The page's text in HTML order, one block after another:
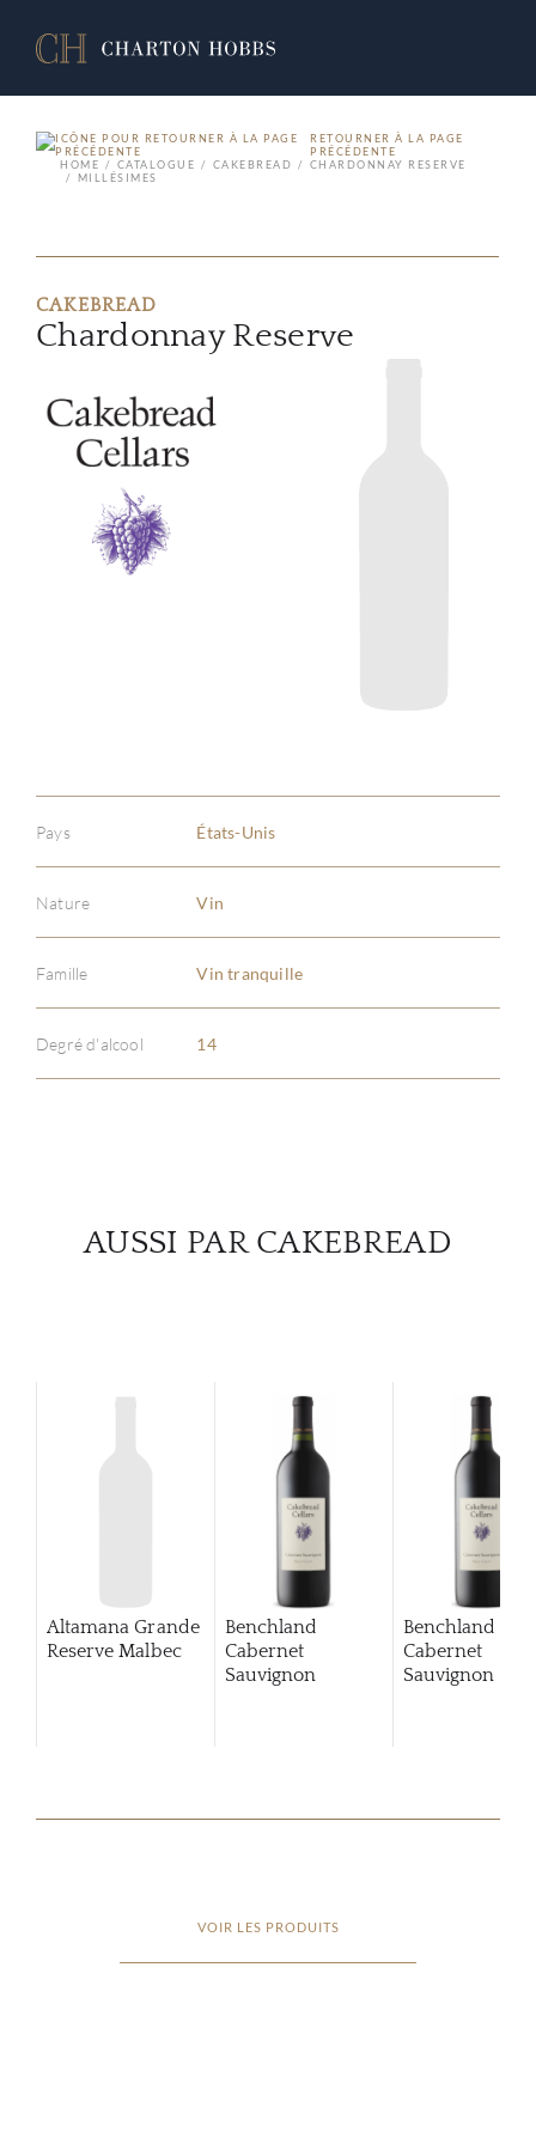
RETOURNER À LA PAGE
PRÉCÉDENTE
HOME
CATALOGUE CAKEBREAD
CHARDONNAY RESERVE
MILLÉSIMES
CAKEBREAD
Chardonnay Reserve
Pays États-Unis
Nature Vin
Famille Vin tranquille
Degré d'alcool 14
AUSSI PAR CAKEBREAD
Altamana Grande
Reserve Malbec
Benchland
Cabernet
Sauvignon
Benchland
Cabernet
Sauvignon
VOIR LES PRODUITS